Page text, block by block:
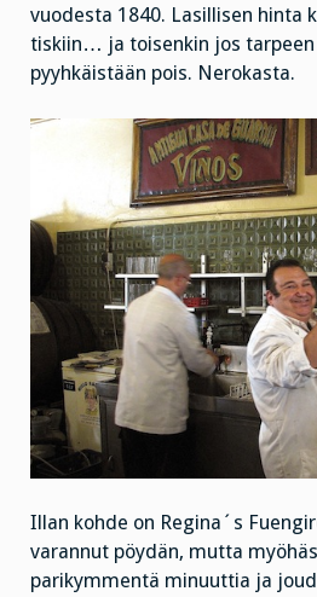
vuodesta 1840. Lasillisen hinta
tiskiin… ja toisenkin jos tarpeen
pyyhkäistään pois. Nerokasta.
Illan kohde on Regina´s
varannut pöydän, mutta
parikymmentä minuuttia ja